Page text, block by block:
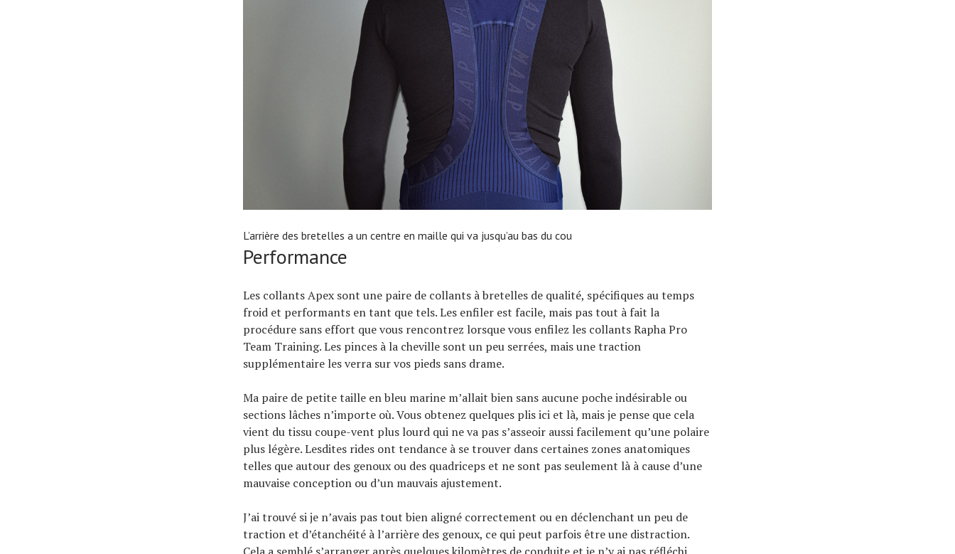
L’arrière des bretelles a un centre en maille qui va jusqu’au bas du cou
Performance
Les collants Apex sont une paire de collants à bretelles de qualité, spécifiques au temps
froid et performants en tant que tels. Les enfiler est facile, mais pas tout à fait la
procédure sans effort que vous rencontrez lorsque vous enfilez les collants Rapha Pro
Team Training. Les pinces à la cheville sont un peu serrées, mais une traction
supplémentaire les verra sur vos pieds sans drame.
Ma paire de petite taille en bleu marine m’allait bien sans aucune poche indésirable ou
sections lâches n’importe où. Vous obtenez quelques plis ici et là, mais je pense que cela
vient du tissu coupe-vent plus lourd qui ne va pas s’asseoir aussi facilement qu’une polaire
plus légère. Lesdites rides ont tendance à se trouver dans certaines zones anatomiques
telles que autour des genoux ou des quadriceps et ne sont pas seulement là à cause d’une
mauvaise conception ou d’un mauvais ajustement.
J’ai trouvé si je n’avais pas tout bien aligné correctement ou en déclenchant un peu de
traction et d’étanchéité à l’arrière des genoux, ce qui peut parfois être une distraction.